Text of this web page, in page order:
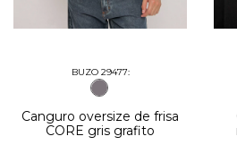
BUZO 29477:
Canguro oversize de frisa
CORE gris grafito